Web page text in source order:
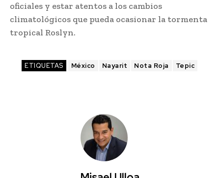
oficiales y estar atentos a los cambios
climatológicos que pueda ocasionar la tormenta
tropical Roslyn.
ETIQUETAS México Nayarit Nota Roja Tepic